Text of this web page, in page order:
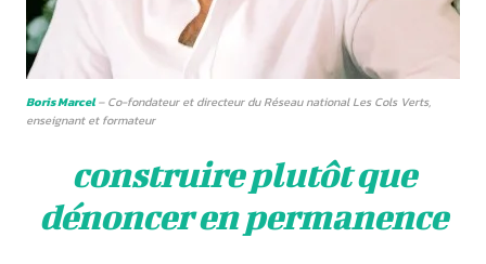
Boris Marcel– Co-fondateur et directeur du Réseau national Les Cols Verts,
enseignant et formateur
construire plutôt que
dénoncer en permanence